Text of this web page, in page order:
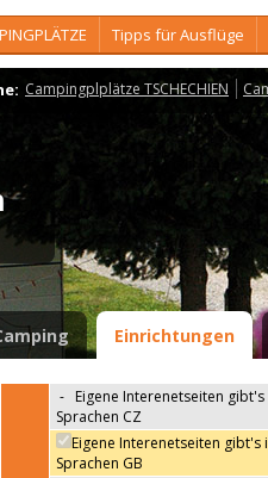
Tipps für Ausflüge
Campingplplätze TSCHECHIEN
Einrichtungen
- Eigene Interenetseiten gibt's
Sprachen CZ
Eigene Interenetseiten gibt's
Sprachen GB